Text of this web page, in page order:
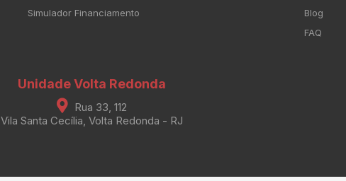
Simulador Financiamento
Blog
FAQ
Unidade Volta Redonda
Rua 33, 112
Vila Santa Cecília, Volta Redonda - RJ